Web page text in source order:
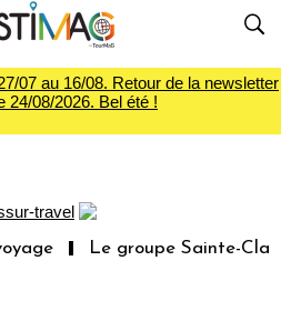
07 au 16/08. Retour de la newsletter
24/08/2026. Bel été !
Le groupe Sainte-